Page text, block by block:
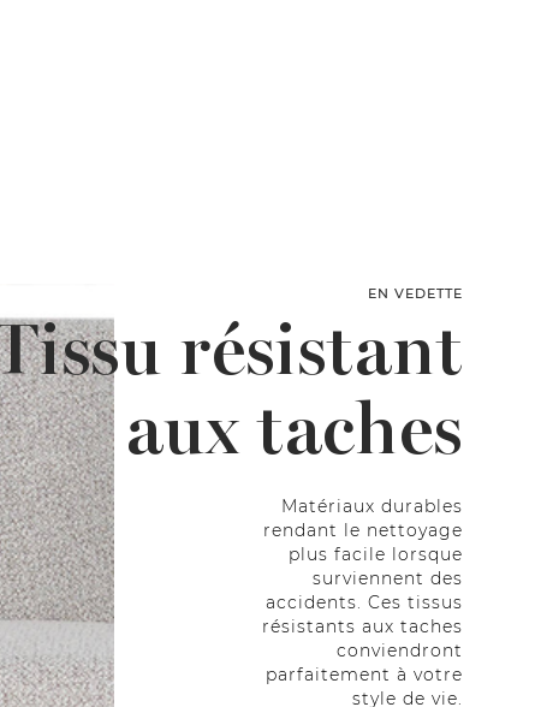
EN VEDETTE
résistant
aux taches
Matériaux durables
rendant le nettoyage
plus facile lorsque
surviennent des
accidents. Ces tissus
résistants aux taches
conviendront
parfaitement à votre
style de vie.